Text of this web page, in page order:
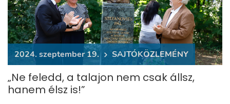
2024. szeptember 19. ​SAJTÓKÖZLEMÉNY
„Ne feledd, a talajon nem csak állsz,
hanem élsz is!”